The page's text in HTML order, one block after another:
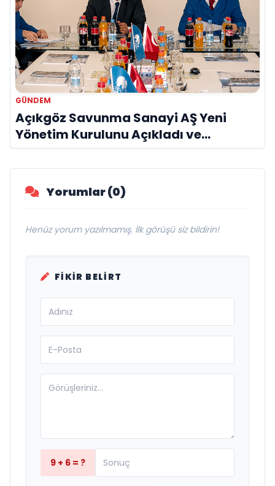
GÜNDEM
Açıkgöz Savunma Sanayi AŞ Yeni
Yönetim Kurulunu Açıkladı ve
Savunma Sanayinde Küresel Vizyon
Vurgusu
Yorumlar (0)
Henüz yorum yazılmamış. İlk görüşü siz bildirin!
FIKIR BELIRT
9 + 6 = ?